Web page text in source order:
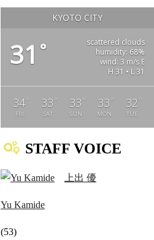
KYOTO CITY
31 °
scattered clouds
humidity: 68%
wind: 3 m/s E
H 31 • L 31
34°
FRI
33 °
SAT
33 °
SUN
33 °
MON
32 °
TUE
STAFF VOICE
上出 優
Yu Kamide
(53)